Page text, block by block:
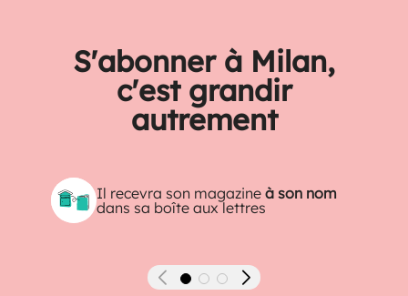
S'abonner à Milan,
c'est grandir
autrement
Il recevra son magazineà son nom
dans sa boîte aux lettres
Précédent Suivant